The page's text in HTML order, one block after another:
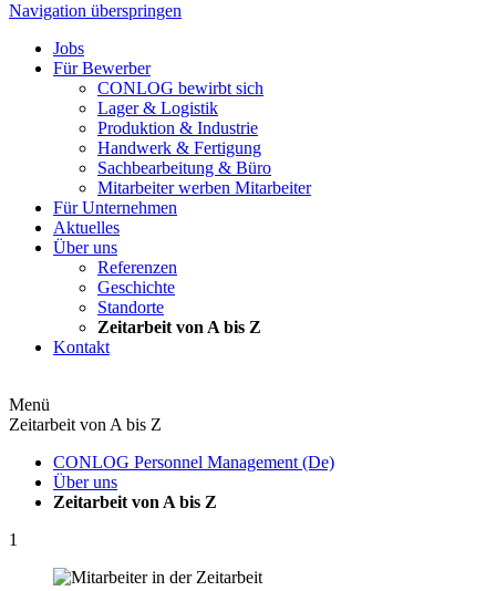
Navigation überspringen
Jobs
Für Bewerber
CONLOG bewirbt sich
Lager & Logistik
Produktion & Industrie
Handwerk & Fertigung
Sachbearbeitung & Büro
Mitarbeiter werben Mitarbeiter
Für Unternehmen
Aktuelles
Über uns
Referenzen
Geschichte
Standorte
Zeitarbeit von A bis Z
Kontakt
Menü
Zeitarbeit von A bis Z
CONLOG Personnel Management (De)
Über uns
Zeitarbeit von A bis Z
1